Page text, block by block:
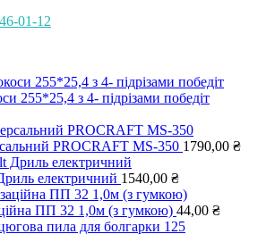
01-12
255*25,4 з 4- підрізами победіт
PROCRAFT МS-350 1790,00 ₴
електричний 1540,00 ₴
ПП 32 1,0м (з гумкою) 44,00 ₴